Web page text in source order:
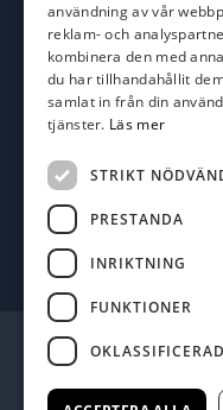
Karlskrona Båt &
Lallerstedts gata 4
371 54 Karlskrona
Följ oss
Facebook
Säkra betalningar :
användning av vår
reklam- och
kombinera den med
du har tillhandahållit
samlat in från din
tjänster. Läs mer
STRIKT
PRESTANDA
INRIKTNING
FUNKTIONER